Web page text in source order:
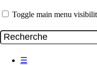
Toggle main menu
☰